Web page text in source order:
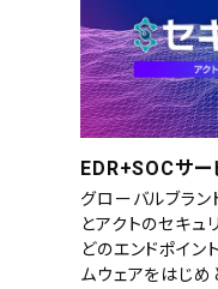
EDR+SOCサー
グローバルブラ
とアクトのセキュ
どのエンドポイン
ムウェアをはじ